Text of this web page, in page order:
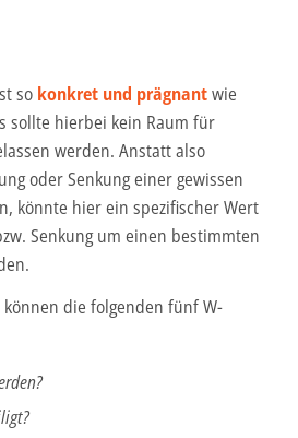
so konkret und prägnantwie
sollte hierbei kein Raum für
werden. Anstatt also
oder Senkung einer gewissen
könnte hier ein spezifischer Wert
Senkung um einen bestimmten
die folgenden fünf W-